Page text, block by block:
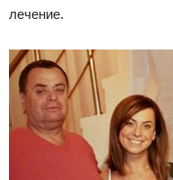
лечение.